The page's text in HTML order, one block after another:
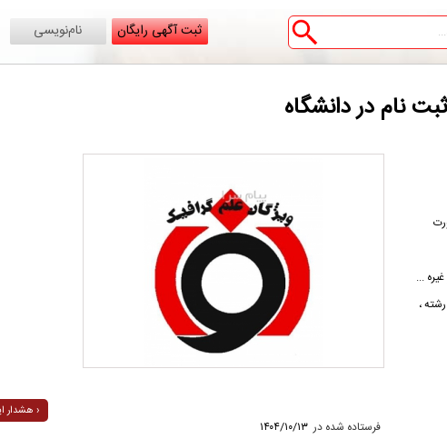
نام‌نویسی ثبت آگهی رایگان
...
،
هشدار ایمنی ›
فرستاده شده در ۱۴۰۴/۱۰/۱۳